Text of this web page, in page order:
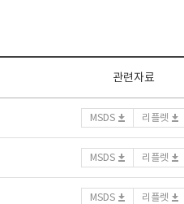
관련자료
MSDS 리플렛
MSDS 리플렛
MSDS 리플렛